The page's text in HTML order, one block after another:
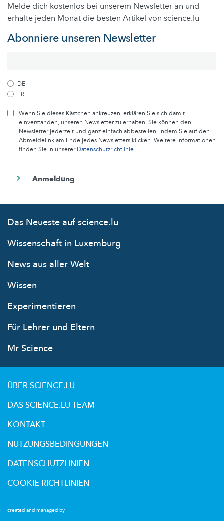
Melde dich kostenlos bei unserem Newsletter an und
erhalte jeden Monat die besten Artikel von science.lu
Abonniere unseren Newsletter
DE
FR
Wenn Sie dieses Kästchen ankreuzen, erklären Sie sich damit
einverstanden, unseren Newsletter zu erhalten. Sie können den
Newsletter jederzeit und ganz einfach abbestellen, indem Sie auf den
Abmeldelink am Ende jedes Newsletters klicken. Weitere Informationen
finden Sie in unsererDatenschutzrichtlinie.
Das Neueste auf science.lu
Wissenschaft in Luxemburg
News aus aller Welt
Wissen
Experimentieren
Für Lehrer und Eltern
Mr Science
created and managed by
ÜBER SCIENCE.LU
DAS SCIENCE.LU-TEAM
KONTAKT
NUTZUNGSBEDINGUNGEN
DATENSCHUTZLINIEN
COOKIE RICHTLINIEN